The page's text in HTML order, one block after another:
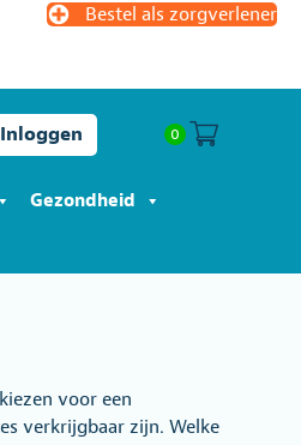
Bestel als zorgverlener
Inloggen 0
Gezondheid
voor een
verkrijgbaar zijn. Welke